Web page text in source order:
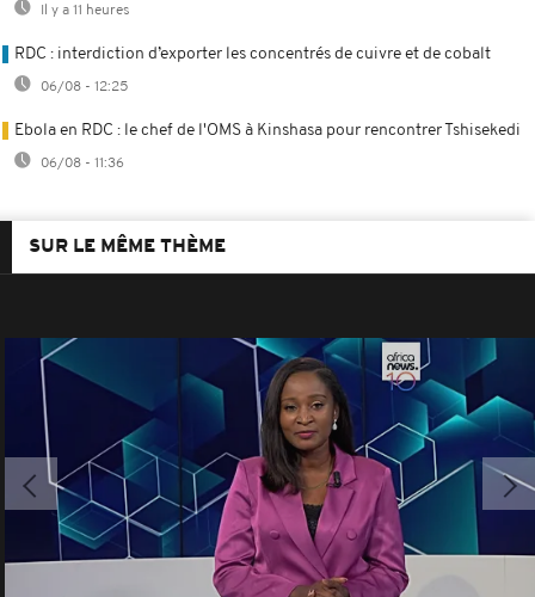
Il y a 11 heures
RDC : interdiction d’exporter les concentrés de cuivre et de cobalt
06/08 - 12:25
Ebola en RDC : le chef de l'OMS à Kinshasa pour rencontrer Tshisekedi
06/08 - 11:36
SUR LE MÊME THÈME